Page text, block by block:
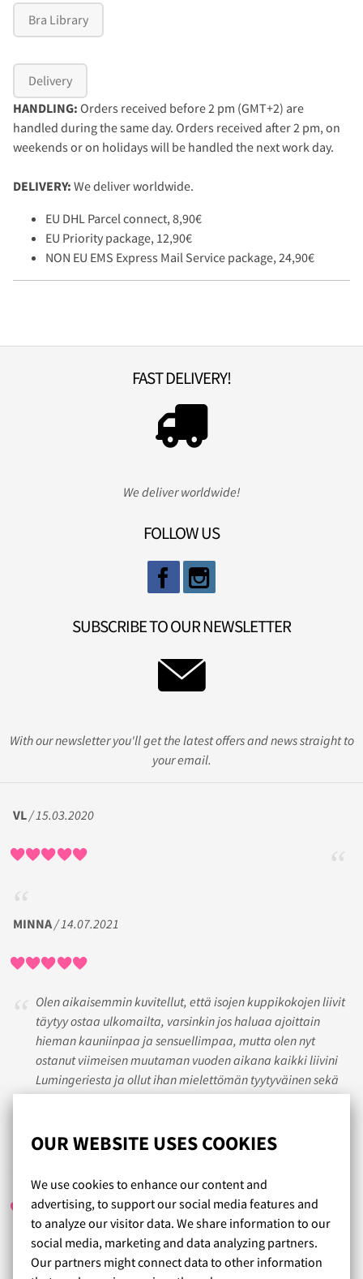
OUR WEBSITE USES COOKIES
We use cookies to enhance our content and
advertising, to support our social media features and
to analyze our visitor data. We share information to our
social media, marketing and data analyzing partners.
Our partners might connect data to other information
Bra Library
Delivery
HANDLING: Orders received before 2 pm (GMT+2) are
handled during the same day. Orders received after 2 pm, on
weekends or on holidays will be handled the next work day.
DELIVERY: We deliver worldwide.
EU DHL Parcel connect, 8,90€
EU Priority package, 12,90€
NON EU EMS Express Mail Service package, 24,90€
FAST DELIVERY!
We deliver worldwide!
FOLLOW US
SUBSCRIBE TO OUR NEWSLETTER
With our newsletter you'll get the latest offers and news straight to
your email.
VL/ 15.03.2020
MINNA/ 14.07.2021
Olen aikaisemmin kuvitellut, että isojen kuppikokojen liivit
täytyy ostaa ulkomailta, varsinkin jos haluaa ajoittain
hieman kauniinpaa ja sensuellimpaa, mutta olen nyt
ostanut viimeisen muutaman vuoden aikana kaikki liivini
Lumingeriesta ja ollut ihan mielettömän tyytyväinen sekä
valikoimaan, sivujen kuvauksiin, laatuun ja tilauksen
Nopea toimitus, asiointi sujuvaa, täydet pisteet